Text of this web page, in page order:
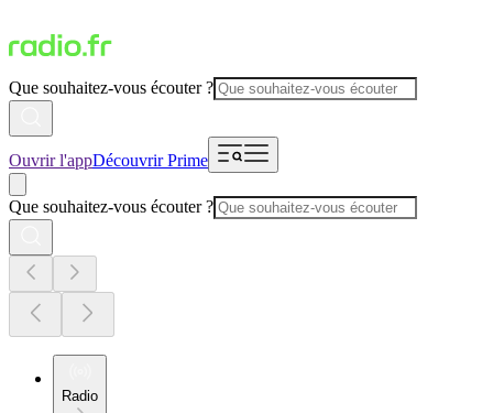
Que souhaitez-vous écouter ?
Ouvrir l'appDécouvrir Prime
Que souhaitez-vous écouter ?
Radio